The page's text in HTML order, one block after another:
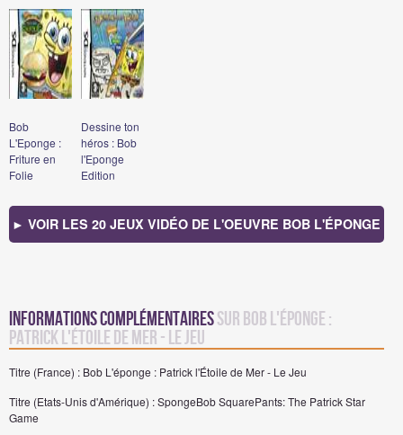
Bob
L'Eponge :
Friture en
Folie
Dessine ton
héros : Bob
l'Eponge
Edition
► VOIR LES 20 JEUX VIDÉO DE L'OEUVRE BOB L'ÉPONGE
Informations complémentairessur Bob L'éponge :
Patrick l'Étoile de Mer - Le Jeu
Titre (France) : Bob L'éponge : Patrick l'Étoile de Mer - Le Jeu
Titre (Etats-Unis d'Amérique) : SpongeBob SquarePants: The Patrick Star
Game